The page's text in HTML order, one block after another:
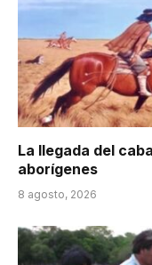
La llegada del
aborígenes
8 agosto, 2026